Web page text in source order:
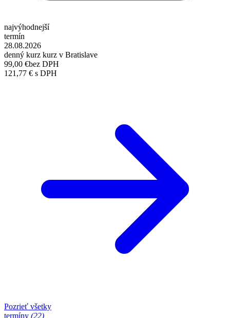
najvýhodnejší
termín
28.08.2026
denný kurz kurz v Bratislave
99,00 €bez DPH
121,77 € s DPH
Pozrieť všetky
termíny (22)